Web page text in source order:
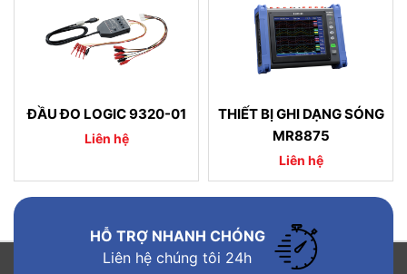
ĐẦU ĐO LOGIC 9320-01
Liên hệ
THIẾT BỊ GHI DẠNG SÓNG
MR8875
Liên hệ
HỖ TRỢ NHANH CHÓNG
Liên hệ chúng tôi 24h